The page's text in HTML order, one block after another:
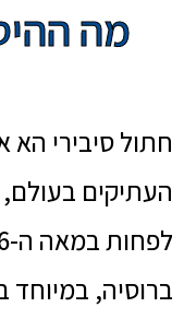
מה
חתול סיבירי
העתיקים
ברוסיה, במיוחד